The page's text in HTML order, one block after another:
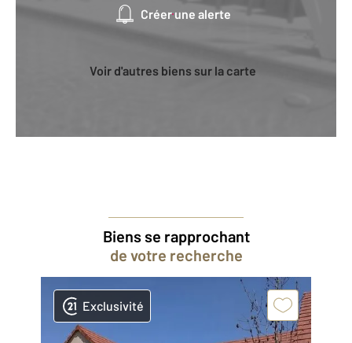
Créer une alerte
Voir d'autres biens sur la carte
Biens se rapprochant
de votre recherche
Exclusivité